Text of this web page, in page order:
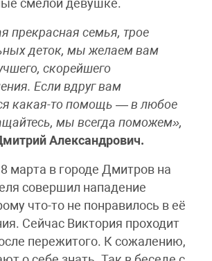
смелой девушке.
прекрасная семья, трое
деток, мы желаем вам
скорейшего
Если вдруг вам
какая-то помощь — в любое
мы всегда поможем»,
Александрович.
марта в городе Дмитров на
совершил нападение
что-то не понравилось в её
Сейчас Виктория проходит
пережитого. К сожалению,